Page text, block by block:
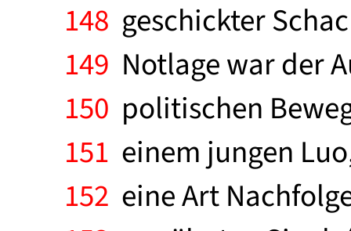
148 geschickter
149 Notlage war der
150 politischen
151 einem jungen
152 eine Art